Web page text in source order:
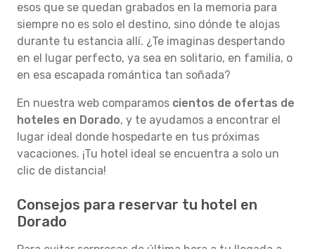
esos que se quedan grabados en la memoria para
siempre no es solo el destino, sino dónde te alojas
durante tu estancia allí. ¿Te imaginas despertando
en el lugar perfecto, ya sea en solitario, en familia, o
en esa escapada romántica tan soñada?
En nuestra web comparamos cientos de ofertas de
hoteles en Dorado, y te ayudamos a encontrar el
lugar ideal donde hospedarte en tus próximas
vacaciones. ¡Tu hotel ideal se encuentra a solo un
clic de distancia!
Consejos para reservar tu hotel en
Dorado